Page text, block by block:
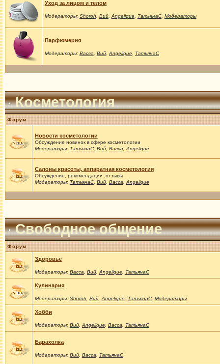
Уход за лицом и телом
Модераторы: Shoroh Вий, Angelique, ТатьянаС, Модераторы
Парфюмерия
Модераторы: Васса Вий, Angelique, ТатьянаС
Косметология
Форум
Новости косметологии
Обсуждение новинок в сфере косметологии
Модераторы: ТатьянаС, Вий, Васса Angelique
Салоны красоты, аппаратная косметология
Обсуждение, рекомендации ,отзывы
Модераторы: ТатьянаС, Вий, Васса Angelique
Свободное общение
Форум
Здоровье
Модераторы: Васса Вий, Angelique, ТатьянаС
Кулинария
Модераторы: Shoroh Вий, Angelique, ТатьянаС, Модераторы
Хобби
Модераторы: Вий, Angelique, Васса ТатьянаС
Барахолка
Модераторы: Вий, Васса ТатьянаС